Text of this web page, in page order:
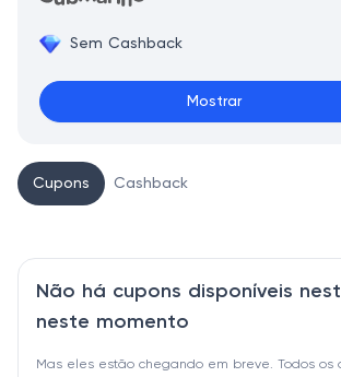
Sem Cashback
Mostrar
Cupons Cashback
Não há cupons disponíveis
neste momento
Mas eles estão chegando em breve. Todos os